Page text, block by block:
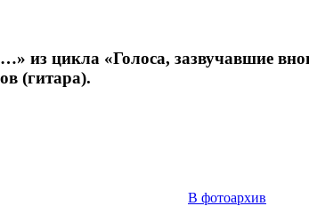
из цикла «Голоса, зазвучавшие
(гитара).
В фотоархив